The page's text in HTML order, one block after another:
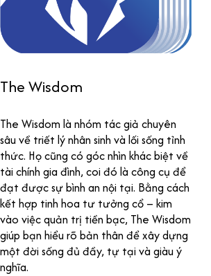
The Wisdom
The Wisdom là nhóm tác giả chuyên
sâu về triết lý nhân sinh và lối sống tỉnh
thức. Họ cũng có góc nhìn khác biệt về
tài chính gia đình, coi đó là công cụ để
đạt được sự bình an nội tại. Bằng cách
kết hợp tinh hoa tư tưởng cổ – kim
vào việc quản trị tiền bạc, The Wisdom
giúp bạn hiểu rõ bản thân để xây dựng
một đời sống đủ đầy, tự tại và giàu ý
nghĩa.